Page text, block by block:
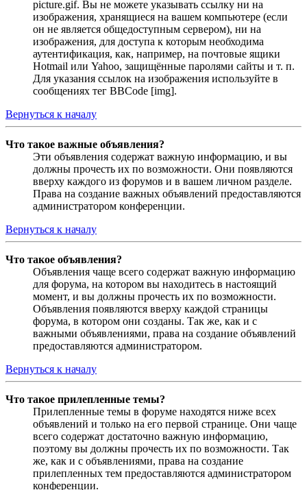
picture.gif. Вы не можете указывать ссылку ни на
изображения, хранящиеся на вашем компьютере (если
он не является общедоступным сервером), ни на
изображения, для доступа к которым необходима
аутентификация, как, например, на почтовые ящики
Hotmail или Yahoo, защищённые паролями сайты и т. п.
Для указания ссылок на изображения используйте в
сообщениях тег BBCode [img].
Вернуться к началу
Что такое важные объявления?
Эти объявления содержат важную информацию, и вы
должны прочесть их по возможности. Они появляются
вверху каждого из форумов и в вашем личном разделе.
Права на создание важных объявлений предоставляются
администратором конференции.
Вернуться к началу
Что такое объявления?
Объявления чаще всего содержат важную информацию
для форума, на котором вы находитесь в настоящий
момент, и вы должны прочесть их по возможности.
Объявления появляются вверху каждой страницы
форума, в котором они созданы. Так же, как и с
важными объявлениями, права на создание объявлений
предоставляются администратором.
Вернуться к началу
Что такое прилепленные темы?
Прилепленные темы в форуме находятся ниже всех
объявлений и только на его первой странице. Они чаще
всего содержат достаточно важную информацию,
поэтому вы должны прочесть их по возможности. Так
же, как и с объявлениями, права на создание
прилепленных тем предоставляются администратором
конференции.